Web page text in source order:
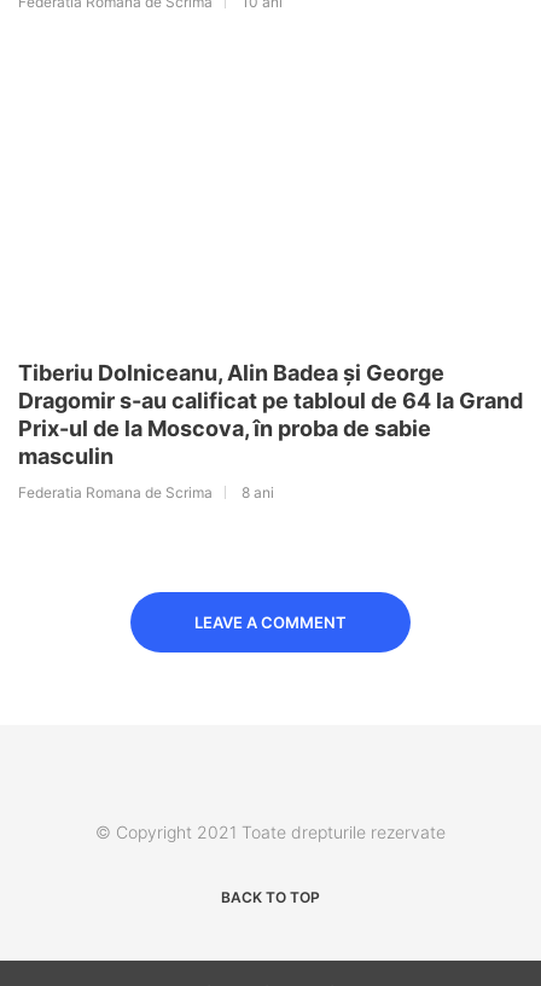
Tiberiu Dolniceanu, Alin Badea și George
Dragomir s-au calificat pe tabloul de 64 la Grand
Prix-ul de la Moscova, în proba de sabie
masculin
Federatia Romana de Scrima 8 ani
LEAVE A COMMENT
© Copyright 2021 Toate drepturile rezervate
BACK TO TOP